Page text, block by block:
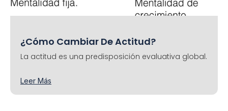
¿Cómo Cambiar De Actitud?
La actitud es una predisposición evaluativa global.
Leer Más